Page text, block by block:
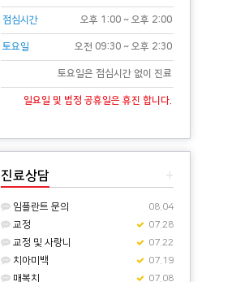
점심시간 오후 1:00 ~ 오후 2:00
토요일 오전 09:30 ~ 오후 2:30
토요일은 점심시간 없이 진료
일요일 및 법정 공휴일은 휴진 합니다.
+
진료상담
08.04
임플란트 문의
07.28
교정
07.22
교정 및 사랑니
07.19
치아미백
07.08
매복치